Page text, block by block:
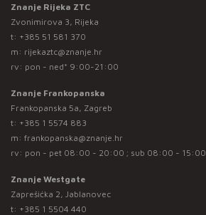
Znanje Rijeka ZTC
Zvonimirova 3, Rijeka
t: +385 51 581 370
m: rijekaztc@znanje.hr
rv: pon - ned* 9:00-21:00
Znanje Frankopanska
Frankopanska 5a, Zagreb
t: +385 1 5574 883
m: frankopanska@znanje.hr
rv: pon - pet 08:00 - 20:00 ; sub 08:00 - 15:00
Znanje Westgate
Zaprešićka 2, Jablanovec
t: +385 1 5504 440